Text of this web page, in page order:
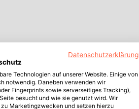
Datenschutzerklärung
Technologien auf unserer Website. Einige von
notwendig. Daneben verwenden wir
Fingerprints sowie serverseitiges Tracking),
besucht und wie sie genutzt wird. Wir
Marketingzwecken und setzen hierzu